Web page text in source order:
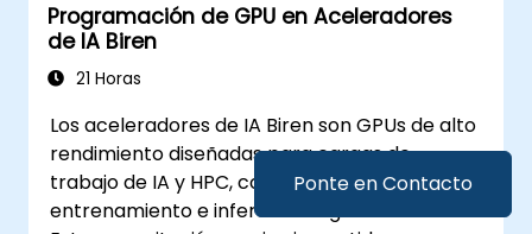
Ponte en Contacto
Programación de GPU en Aceleradores
de IA Biren
21 Horas
Los aceleradores de IA Biren son GPUs de alto
rendimiento diseñadas para cargas de
trabajo de IA y HPC, con soporte para
entrenamiento e inferencia a gran escala.